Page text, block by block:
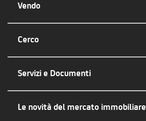
Vendo
Cerco
Servizi e Documenti
Le novità del mercato immobiliare